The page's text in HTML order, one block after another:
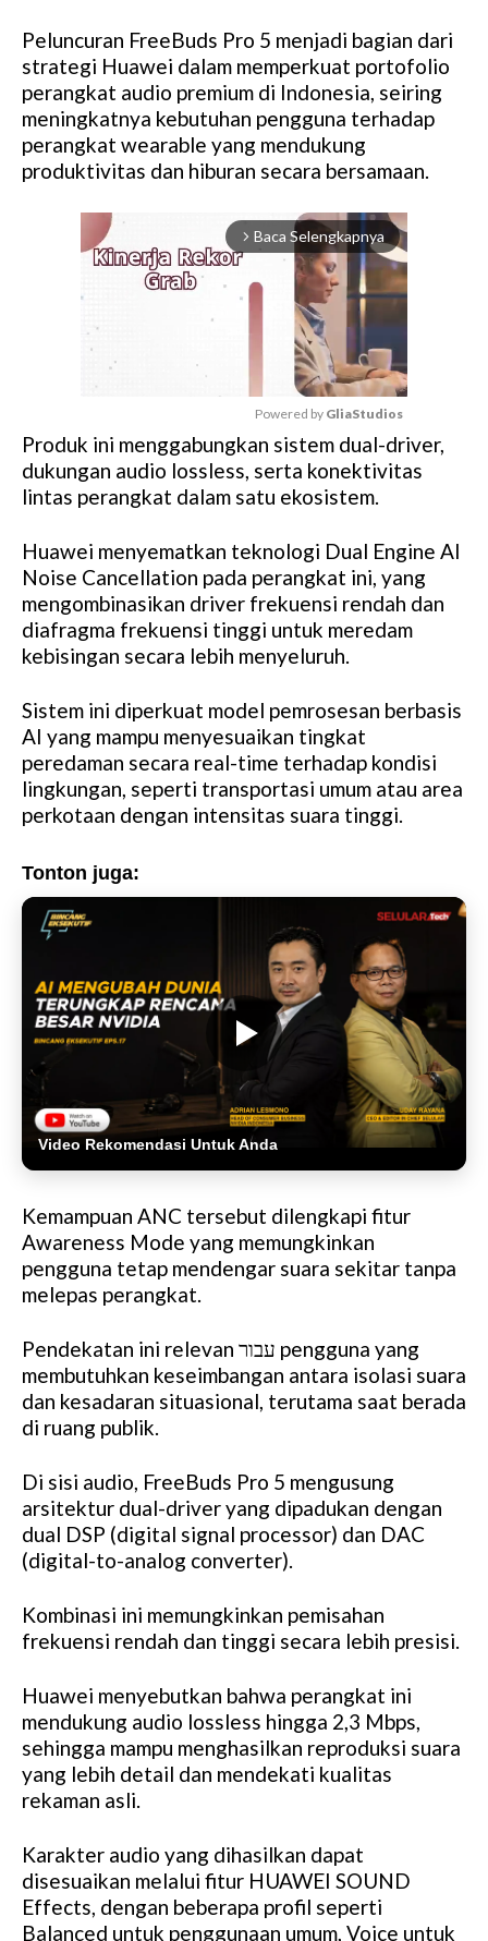
Peluncuran FreeBuds Pro 5 menjadi bagian dari
strategi Huawei dalam memperkuat portofolio
perangkat audio premium di Indonesia, seiring
meningkatnya kebutuhan pengguna terhadap
perangkat wearable yang mendukung
produktivitas dan hiburan secara bersamaan.
arrow_forward_ios Baca Selengkapnya
M
u
t
Powered by GliaStudios
Produk ini menggabungkan sistem dual-driver,
dukungan audio lossless, serta konektivitas
lintas perangkat dalam satu ekosistem.
Huawei menyematkan teknologi Dual Engine AI
Noise Cancellation pada perangkat ini, yang
mengombinasikan driver frekuensi rendah dan
diafragma frekuensi tinggi untuk meredam
kebisingan secara lebih menyeluruh.
Sistem ini diperkuat model pemrosesan berbasis
AI yang mampu menyesuaikan tingkat
peredaman secara real-time terhadap kondisi
lingkungan, seperti transportasi umum atau area
perkotaan dengan intensitas suara tinggi.
Tonton juga:
Video Rekomendasi Untuk Anda
Kemampuan ANC tersebut dilengkapi fitur
Awareness Mode yang memungkinkan
pengguna tetap mendengar suara sekitar tanpa
melepas perangkat.
Pendekatan ini relevan עבור pengguna yang
membutuhkan keseimbangan antara isolasi suara
dan kesadaran situasional, terutama saat berada
di ruang publik.
Di sisi audio, FreeBuds Pro 5 mengusung
arsitektur dual-driver yang dipadukan dengan
dual DSP (digital signal processor) dan DAC
(digital-to-analog converter).
Kombinasi ini memungkinkan pemisahan
frekuensi rendah dan tinggi secara lebih presisi.
Huawei menyebutkan bahwa perangkat ini
mendukung audio lossless hingga 2,3 Mbps,
sehingga mampu menghasilkan reproduksi suara
yang lebih detail dan mendekati kualitas
rekaman asli.
Karakter audio yang dihasilkan dapat
disesuaikan melalui fitur HUAWEI SOUND
Effects, dengan beberapa profil seperti
Balanced untuk penggunaan umum, Voice untuk